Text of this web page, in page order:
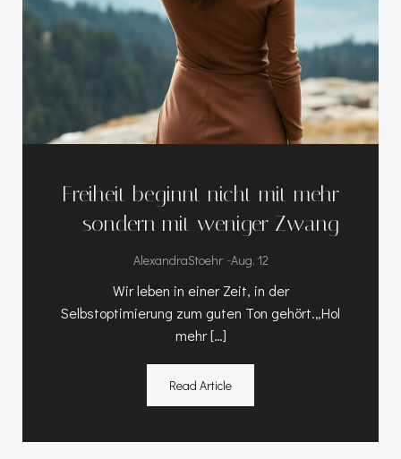
Freiheit beginnt nicht mit mehr
– sondern mit weniger Zwang
AlexandraStoehr -Aug. 12
Wir leben in einer Zeit, in der
Selbstoptimierung zum guten Ton gehört.„Hol
mehr […]
Read Article